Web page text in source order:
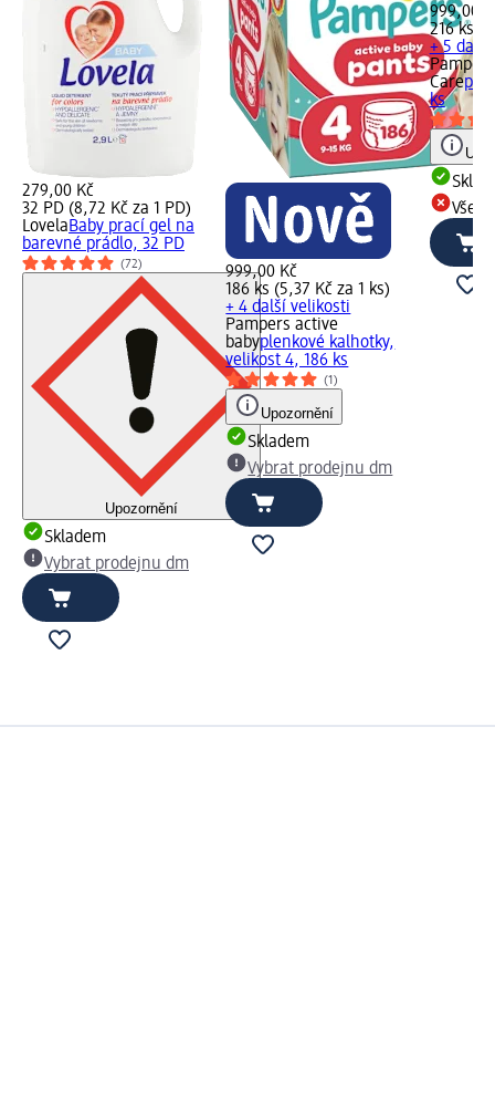
279,00 Kč
32 PD (8,72 Kč za 1 PD)
LovelaBaby prací gel na
barevné prádlo, 32 PD
(72)
Upozornění
Skladem
Vybrat prodejnu dm
999,00 Kč
186 ks (5,37 Kč za 1 ks)
+ 4 další velikosti
Pampers active
babyplenkové kalhotky,
velikost 4, 186 ks
(1)
Upozornění
Skladem
Vybrat prodejnu dm
999,00
216 ks
+ 5
Care
ks